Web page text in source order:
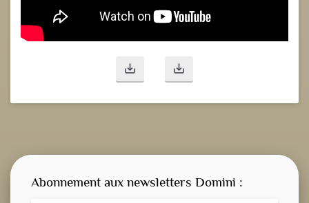
save_alt save_alt
Abonnement aux newsletters Domini :